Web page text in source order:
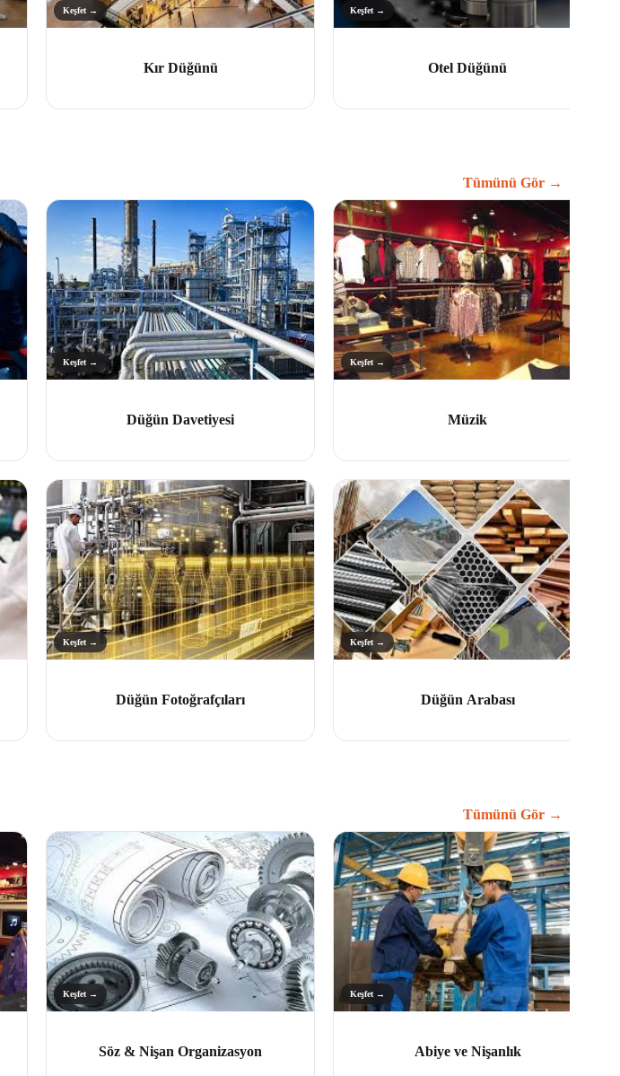
Keşfet →
Kır Düğünü
Keşfet →
Otel Düğünü
Tümünü Gör →
Keşfet →
Düğün Davetiyesi
Keşfet →
Düğün Fotoğrafçıları
Keşfet →
Müzik
Keşfet →
Düğün Arabası
Tümünü Gör →
Keşfet →
Söz & Nişan Organizasyon
Keşfet →
Abiye ve Nişanlık